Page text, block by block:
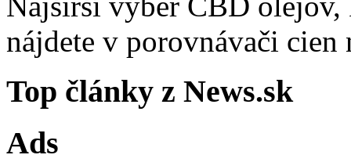
nájdete v porovnávači cien
Top články z News.sk
Ads